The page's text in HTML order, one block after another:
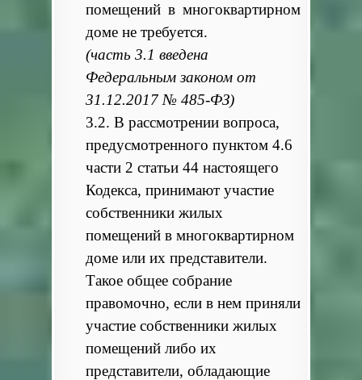
помещений в многоквартирном
доме не требуется.
(часть 3.1 введена
Федеральным законом от
31.12.2017 № 485-ФЗ)
3.2. В рассмотрении вопроса,
предусмотренного пунктом 4.6
части 2 статьи 44 настоящего
Кодекса, принимают участие
собственники жилых
помещений в многоквартирном
доме или их представители.
Такое общее собрание
правомочно, если в нем приняли
участие собственники жилых
помещений либо их
представители, обладающие